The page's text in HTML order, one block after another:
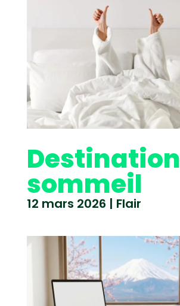
Destination
sommeil
12 mars 2026 | Flair